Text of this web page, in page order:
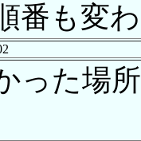
番も変
った場